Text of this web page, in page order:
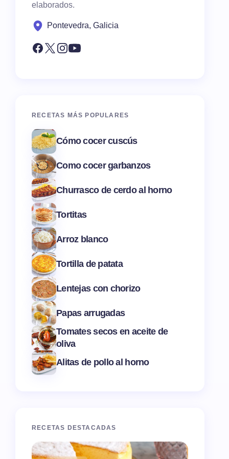
elaborados.
Pontevedra, Galicia
RECETAS MÁS POPULARES
Cómo cocer cuscús
Como cocer garbanzos
Churrasco de cerdo al horno
Tortitas
Arroz blanco
Tortilla de patata
Lentejas con chorizo
Papas arrugadas
Tomates secos en aceite de
oliva
Alitas de pollo al horno
RECETAS DESTACADAS